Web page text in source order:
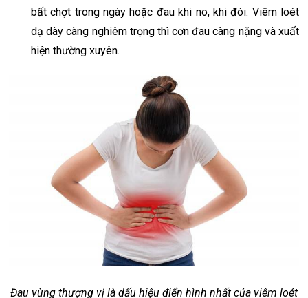
bất chợt trong ngày hoặc đau khi no, khi đói. Viêm loét
dạ dày càng nghiêm trọng thì cơn đau càng nặng và xuất
hiện thường xuyên.
Đau vùng thượng vị là dấu hiệu điển hình nhất của viêm loét